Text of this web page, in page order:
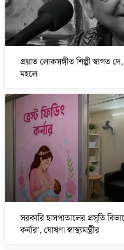
প্রয়াত লোকসঙ্গীত শিল্পী স্বাগত
মহলে
সরকারি হাসপাতালের প্রসূতি
কর্নার’, ঘোষণা স্বাস্থ্যমন্ত্রীর